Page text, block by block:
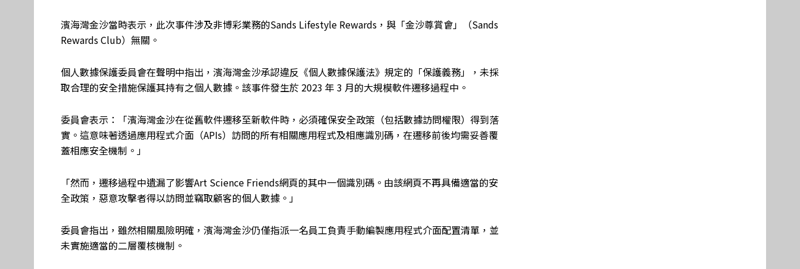
濱海灣金沙當時表示，此次事件涉及非博彩業務的Sands Lifestyle Rewards，與「金沙尊賞會」（Sands
Rewards Club）無關。
個人數據保護委員會在聲明中指出，濱海灣金沙承認違反《個人數據保護法》規定的「保護義務」，未採
取合理的安全措施保護其持有之個人數據。該事件發生於 2023 年 3 月的大規模軟件遷移過程中。
委員會表示：「濱海灣金沙在從舊軟件遷移至新軟件時，必須確保安全政策（包括數據訪問權限）得到落
實。這意味著透過應用程式介面（APIs）訪問的所有相關應用程式及相應識別碼，在遷移前後均需妥善覆
蓋相應安全機制。」
「然而，遷移過程中遺漏了影響Art Science Friends網頁的其中一個識別碼。由該網頁不再具備適當的安
全政策，惡意攻擊者得以訪問並竊取顧客的個人數據。」
委員會指出，雖然相關風險明確，濱海灣金沙仍僅指派一名員工負責手動編製應用程式介面配置清單，並
未實施適當的二層覆核機制。